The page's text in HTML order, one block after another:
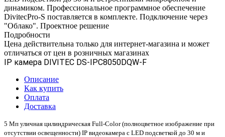
динамиком. Профессиональное программное обеспечение
DivitecPro-S поставляется в комплекте. Подключение через
"Облако". Проектное решение
Подробности
Цена действительна только для интернет-магазина и может
отличаться от цен в розничных магазинах
IP камера DIVITEC DS-IPC8050DQW-F
Описание
Как купить
Оплата
Доставка
5 Мп уличная цилиндрическая Full-Color (полноцветное изображение при
отсутствии освещенности) IP видеокамера с LED подсветкой до 30 м и